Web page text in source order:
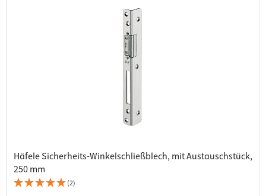
Häfele Sicherheits-Winkelschließblech, mit Austauschstück,
250 mm
(2)